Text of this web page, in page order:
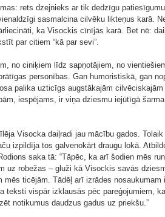
rets dzejnieks ar tik dedzīgu
sasmalcina cilvēku likteņus karā.
ka Visockis cīnījās karā. Bet nē:
par citiem “kā par sevi”.
no ciniķiem līdz sapņotājiem, no
personības. Gan humoristiskā, gan
palika uzticīgs augstākajām
iespējams, ir viņa dziesmu iejūtīgā
Visocka daiļradi jau mācību gados. Tolaik
izpildīja tos galvenokārt draugu lokā.
saka tā: “Tāpēc, ka arī šodien mēs
uz robežas – gluži kā Visockis savās
ticējām. Tādēļ arī izrādes nosaukumam
teksti vispār izklausās pēc pareģojumiem,
notikumus daudzus gadus uz priekšu.”